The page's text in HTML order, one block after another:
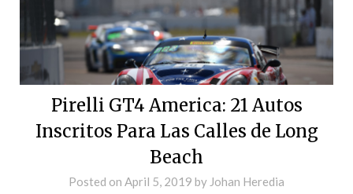
Pirelli GT4 America: 21 Autos
Inscritos Para Las Calles de Long
Beach
Posted on April 5, 2019 by Johan Heredia